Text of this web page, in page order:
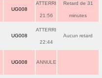
UG008
ATTERRI
21:56
Retard de 31
minutes
UG008
ATTERRI
22:44
Aucun retard
UG008 ANNULE